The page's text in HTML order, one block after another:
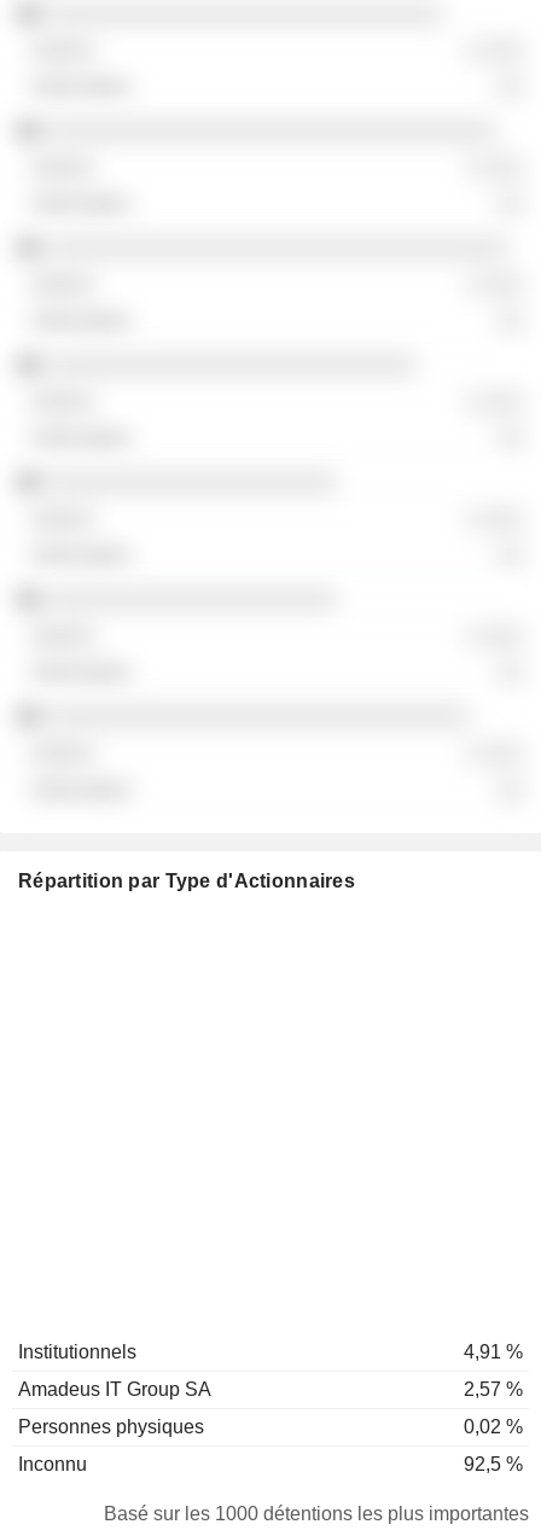
Répartition par Type d'Actionnaires
Institutionnels
4,91 %
Amadeus IT Group SA
2,57 %
Personnes physiques
0,02 %
Inconnu
92,5 %
Basé sur les 1000 détentions les plus importantes